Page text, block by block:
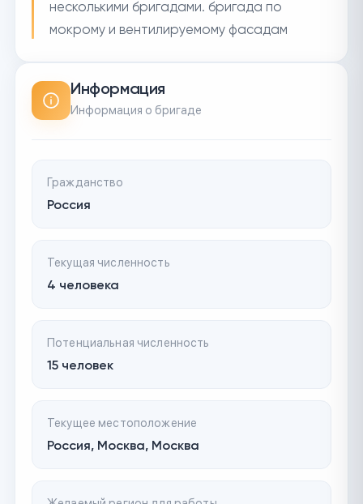
несколькими бригадами. бригада по
мокрому и вентилируемому фасадам
Информация
Информация о бригаде
Гражданство
Россия
Текущая численность
4 человека
Потенциальная численность
15 человек
Текущее местоположение
Россия, Москва, Москва